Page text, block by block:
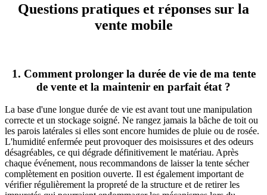
Questions pratiques et réponses sur la
vente mobile
1. Comment prolonger la durée de vie de ma tente
de vente et la maintenir en parfait état ?
La base d'une longue durée de vie est avant tout une manipulation
correcte et un stockage soigné. Ne rangez jamais la bâche de toit ou
les parois latérales si elles sont encore humides de pluie ou de rosée.
L'humidité enfermée peut provoquer des moisissures et des odeurs
désagréables, ce qui dégrade définitivement le matériau. Après
chaque événement, nous recommandons de laisser la tente sécher
complètement en position ouverte. Il est également important de
vérifier régulièrement la propreté de la structure et de retirer les